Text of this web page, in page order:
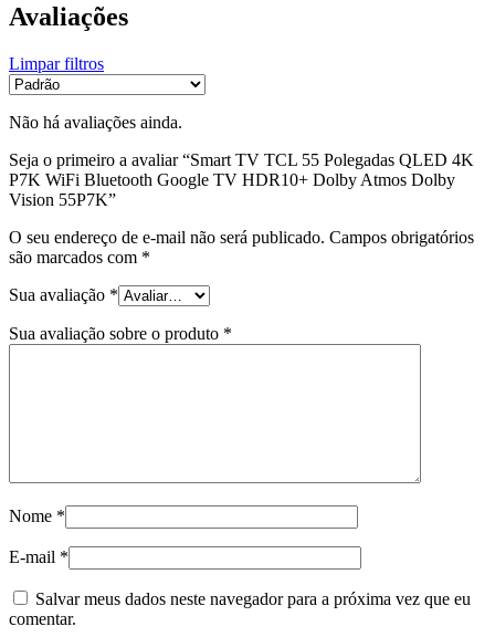
Avaliações
Limpar filtros
Não há avaliações ainda.
Seja o primeiro a avaliar “Smart TV TCL 55 Polegadas QLED 4K
P7K WiFi Bluetooth Google TV HDR10+ Dolby Atmos Dolby
Vision 55P7K”
O seu endereço de e-mail não será publicado. Campos obrigatórios
são marcados com *
Sua avaliação *
Sua avaliação sobre o produto *
Nome *
E-mail *
Salvar meus dados neste navegador para a próxima vez que eu
comentar.